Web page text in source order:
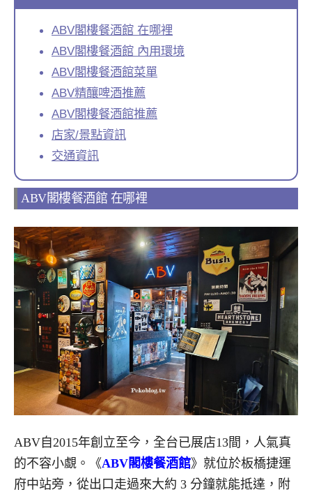
ABV閣樓餐酒館 在哪裡
ABV閣樓餐酒館 內用環境
ABV閣樓餐酒館菜單
ABV精釀啤酒推薦
ABV閣樓餐酒館推薦
店家/景點資訊
交通資訊
ABV閣樓餐酒館 在哪裡
ABV自2015年創立至今，全台已展店13間，人氣真
的不容小覷。《ABV閣樓餐酒館》就位於板橋捷運
府中站旁，從出口走過來大約 3 分鐘就能抵達，附